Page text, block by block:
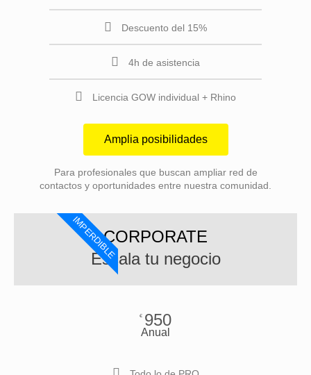
Descuento del 15%
4h de asistencia
Licencia GOW individual + Rhino
Amplia posibilidades
Para profesionales que buscan ampliar red de
contactos y oportunidades entre nuestra comunidad.
IMPERDIBLECORPORATE
Escala tu negocio
€ 950
Anual